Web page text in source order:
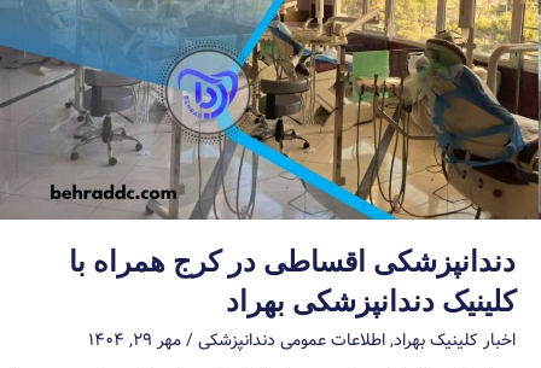
دندانپزشکی اقساطی در کرج همراه با
کلینیک دندانپزشکی بهراد
اخبار کلینیک بهراد,اطلاعات عمومی دندانپزشکی/مهر ۲۹, ۱۴۰۴